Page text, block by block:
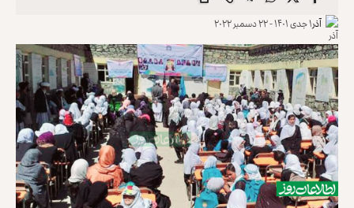
آذر۱ جدی ۱۴۰۱ - ۲۲ دسمبر ۲۰۲۲